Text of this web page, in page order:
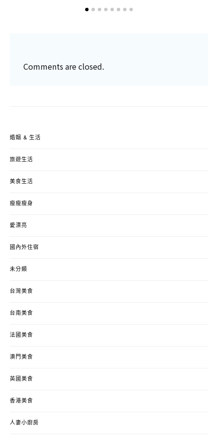
Comments are closed.
婚姻 & 生活
旅遊生活
美食生活
瘦瘦瘦身
愛漂亮
國內外住宿
未分類
台灣美食
台南美食
法國美食
澳門美食
英國美食
香港美食
人妻小廚房